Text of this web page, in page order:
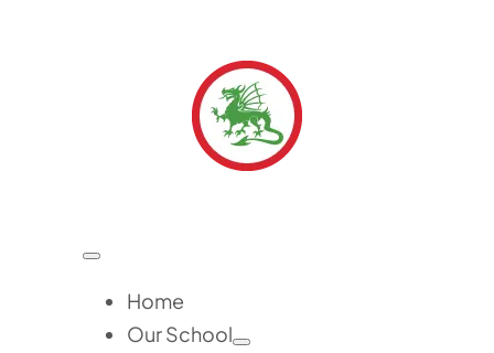
Toggle
Home
Our School